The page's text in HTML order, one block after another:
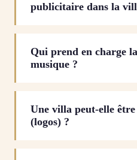
publicitaire dans la
Qui prend en charge
musique ?
Une villa peut-elle
(logos) ?